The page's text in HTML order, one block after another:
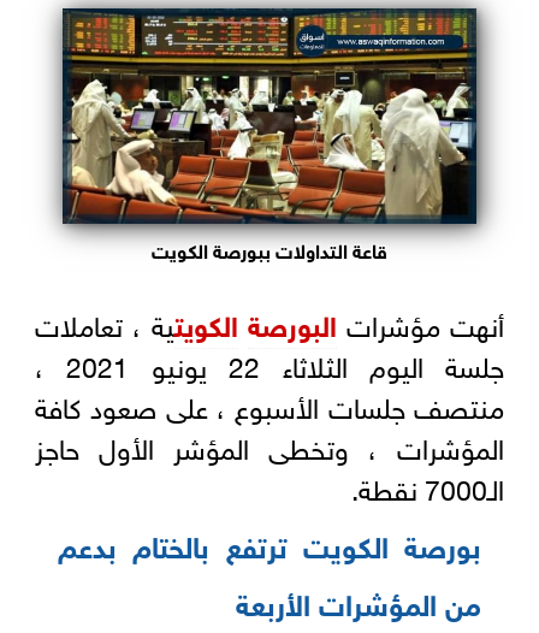
قاعة التداولات ببورصة الكويت
أنهت مؤشرات البورصة الكويتية ، تعاملات
جلسة اليوم الثلاثاء 22 يونيو 2021 ،
منتصف جلسات الأسبوع ، على صعود كافة
المؤشرات ، وتخطى المؤشر الأول حاجز
الـ7000 نقطة.
بورصة الكويت ترتفع بالختام بدعم
من المؤشرات الأربعة